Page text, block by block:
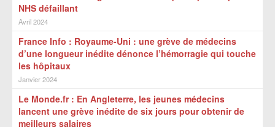
NHS défaillant
Avril 2024
France Info : Royaume-Uni : une grève de médecins
d’une longueur inédite dénonce l’hémorragie qui touche
les hôpitaux
Janvier 2024
Le Monde.fr : En Angleterre, les jeunes médecins
lancent une grève inédite de six jours pour obtenir de
meilleurs salaires